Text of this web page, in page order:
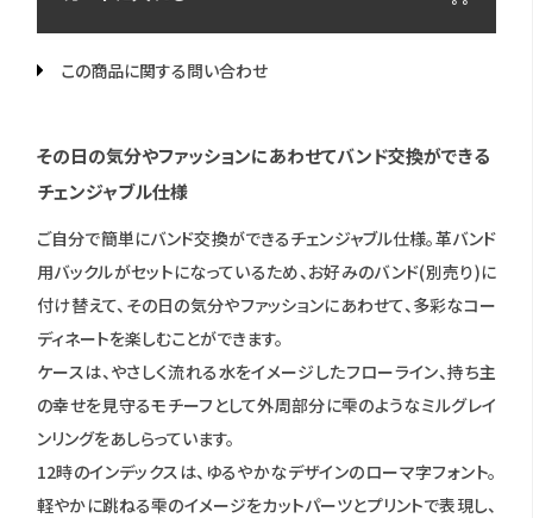
この商品に関する問い合わせ
その日の気分やファッションにあわせてバンド交換ができる
チェンジャブル仕様
ご自分で簡単にバンド交換ができるチェンジャブル仕様。革バンド
用バックルがセットになっているため、お好みのバンド(別売り)に
付け替えて、その日の気分やファッションにあわせて、多彩なコー
ディネートを楽しむことができます。
ケースは、やさしく流れる水をイメージしたフローライン、持ち主
の幸せを見守るモチーフとして外周部分に雫のようなミルグレイ
ンリングをあしらっています。
12時のインデックスは、ゆるやかなデザインのローマ字フォント。
軽やかに跳ねる雫のイメージをカットパーツとプリントで表現し、